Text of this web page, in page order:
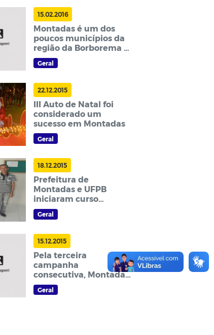
15.02.2016
Montadas é um dos
poucos municípios da
região da Borborema a
pagar novo piso do
magistério já em
Geral
22.12.2015
III Auto de Natal foi
considerado um
sucesso em Montadas
Geral
18.12.2015
Prefeitura de
Montadas e UFPB
iniciaram curso
pioneiro na Paraíba
pelo Pronatec
Geral
15.12.2015
Pela terceira
campanha
consecutiva, Montadas
atinge 100% na
vacinação
Geral